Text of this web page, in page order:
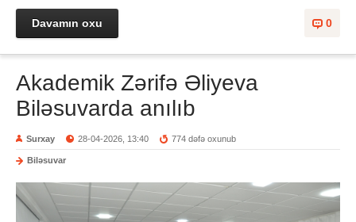
0
Davamın oxu
Akademik Zərifə Əliyeva
Biləsuvarda anılıb
Surxay 28-04-2026, 13:40 774 dəfə oxunub
Biləsuvar